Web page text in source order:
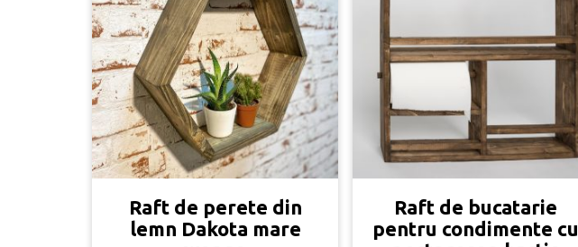
Raft de perete din
lemn Dakota mare
Raft de bucatarie
pentru condimente cu